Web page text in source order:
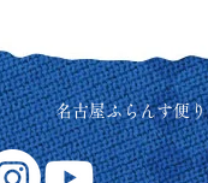
名古屋ふらんす便り